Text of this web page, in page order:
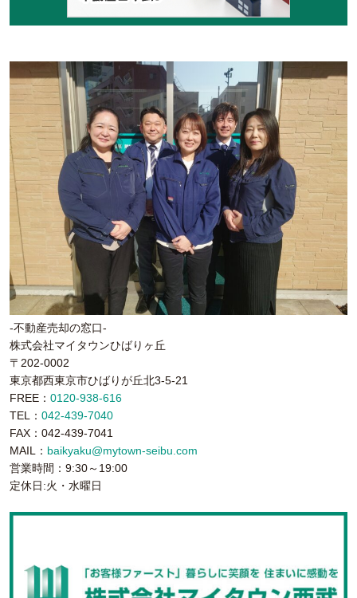
-不動産売却の窓口-
株式会社マイタウンひばりヶ丘
〒202-0002
東京都西東京市ひばりが丘北3-5-21
FREE： 0120-938-616
TEL： 042-439-7040
FAX：042-439-7041
MAIL： baikyaku@mytown-seibu.com
営業時間：9:30～19:00
定休日:火・水曜日